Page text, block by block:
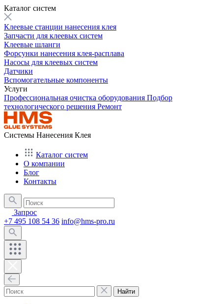
Каталог систем
Клеевые станции нанесения клея
Запчасти для клеевых систем
Клеевые шланги
Форсунки нанесения клея-расплава
Насосы для клеевых систем
Датчики
Вспомогательные компоненты
Услуги
Профессиональная очистка оборудования Подбор
технологического решения Ремонт
Системы Нанесения Клея
Каталог систем
О компании
Блог
Контакты
Запрос
+7 495 108 54 36 info@hms-pro.ru
Найти